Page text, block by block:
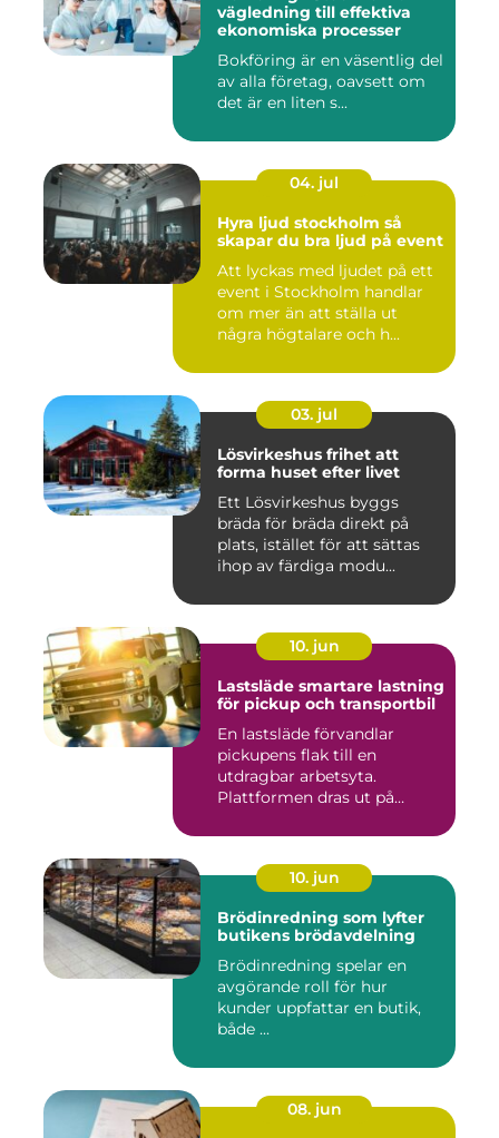
vägledning till effektiva
ekonomiska processer
Bokföring är en väsentlig del
av alla företag, oavsett om
det är en liten s...
04. jul
Hyra ljud stockholm så
skapar du bra ljud på event
Att lyckas med ljudet på ett
event i Stockholm handlar
om mer än att ställa ut
några högtalare och h...
03. jul
Lösvirkeshus frihet att
forma huset efter livet
Ett Lösvirkeshus byggs
bräda för bräda direkt på
plats, istället för att sättas
ihop av färdiga modu...
10. jun
Lastsläde smartare lastning
för pickup och transportbil
En lastsläde förvandlar
pickupens flak till en
utdragbar arbetsyta.
Plattformen dras ut på
10. jun
Brödinredning som lyfter
butikens brödavdelning
Brödinredning spelar en
avgörande roll för hur
kunder uppfattar en butik,
både ...
08. jun